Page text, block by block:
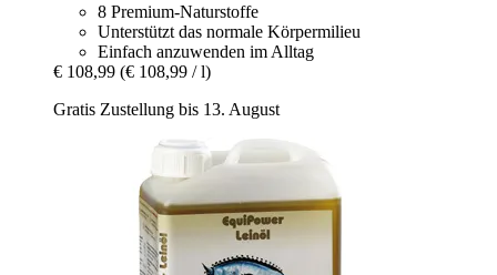
8 Premium-Naturstoffe
Unterstützt das normale Körpermilieu
Einfach anzuwenden im Alltag
€ 108,99 (€ 108,99 / l)
Gratis Zustellung bis 13. August